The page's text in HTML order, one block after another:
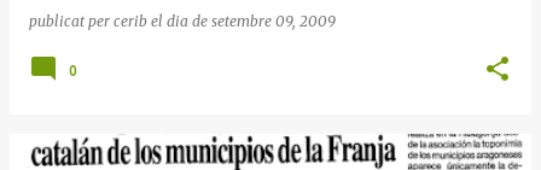
publicat per cerib el dia de setembre 09, 2009
0